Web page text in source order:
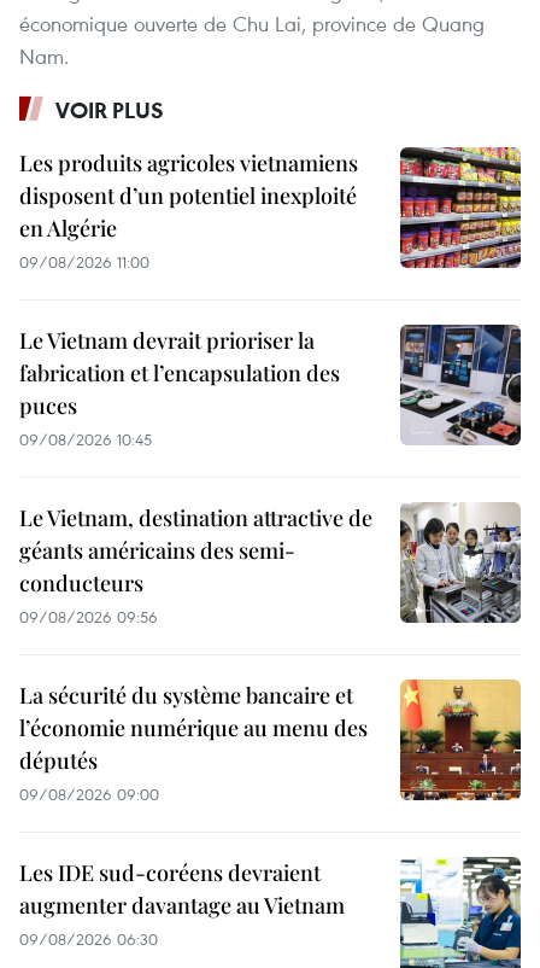
économique ouverte de Chu Lai, province de Quang
Nam.
VOIR PLUS
Les produits agricoles vietnamiens
disposent d’un potentiel inexploité
en Algérie
09/08/2026 11:00
Le Vietnam devrait prioriser la
fabrication et l’encapsulation des
puces
09/08/2026 10:45
Le Vietnam, destination attractive de
géants américains des semi-
conducteurs
09/08/2026 09:56
La sécurité du système bancaire et
l’économie numérique au menu des
députés
09/08/2026 09:00
Les IDE sud-coréens devraient
augmenter davantage au Vietnam
09/08/2026 06:30